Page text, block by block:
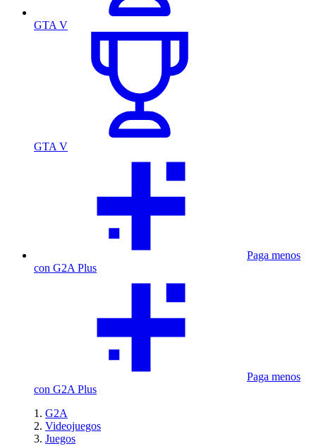
GTA V
GTA V
Paga menos
con G2A Plus
Paga menos
con G2A Plus
G2A
Videojuegos
Juegos